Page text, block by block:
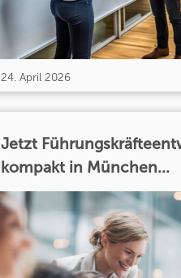
24. April 2026
Jetzt
kompakt in München...